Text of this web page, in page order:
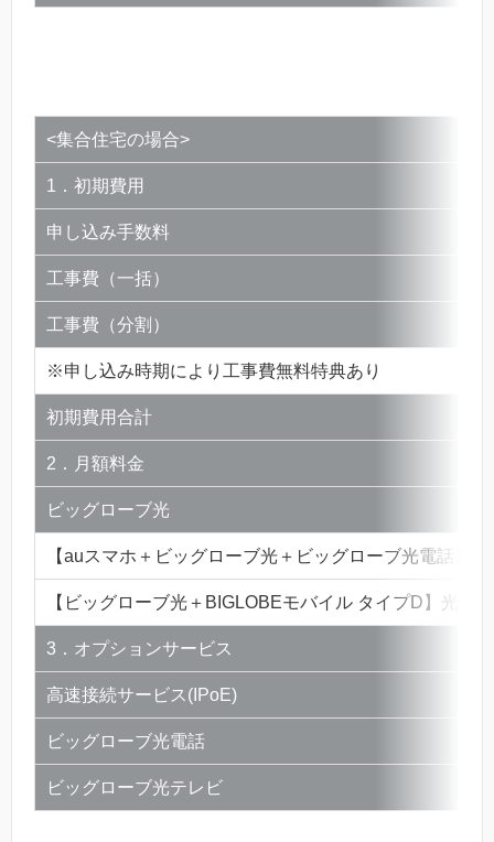
<集合住宅の場合>
1．初期費用
申し込み手数料
工事費（一括）
工事費（分割）
※申し込み時期により工事費無料特典あり
初期費用合計
2．月額料金
ビッグローブ光
【auスマホ＋ビッグローブ光＋ビッグローブ光電話】
【ビッグローブ光＋BIGLOBEモバイル タイプD】光
3．オプションサービス
高速接続サービス(IPoE)
ビッグローブ光電話
ビッグローブ光テレビ